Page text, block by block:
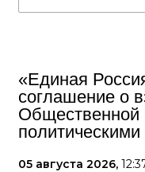
«Единая
соглашение о
Общественной
05 августа 2026,